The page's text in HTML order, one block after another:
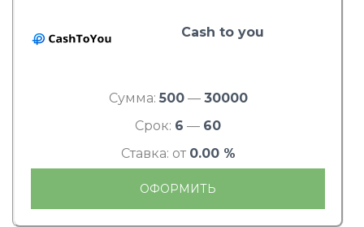
Cash to you
Сумма: 500— 30000
Срок: 6 — 60
Ставка: от 0.00 %
ОФОРМИТЬ